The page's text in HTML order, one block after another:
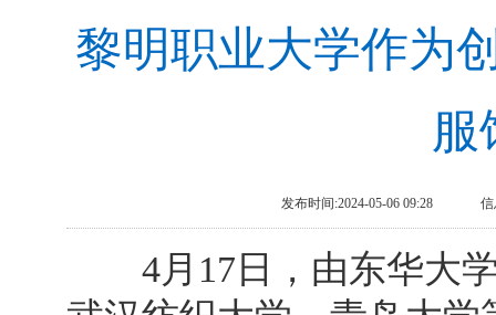
黎明职业大学作为
服
发布时间:2024-05-06 09:28
4月17日，由东华大学